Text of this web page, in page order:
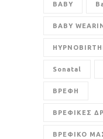
BABY
BABY
Sonatal
ΒΡΕΦΗ
ΒΡΕΦΙΚΕΣ
ΒΡΕΦΙΚΟ